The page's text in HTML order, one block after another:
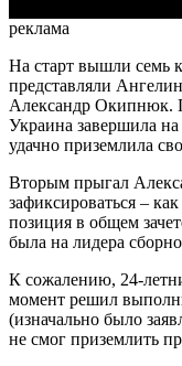
реклама
На старт вышли семь
представляли
Александр Окипнюк.
Украина завершила
удачно приземлила
Вторым прыгал
зафиксироваться –
позиция в общем
была на лидера
К сожалению, 24-
момент решил
(изначально было
не смог приземлить